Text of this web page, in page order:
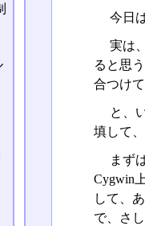
今日
実は
ると思
合つけ
と、
填して
まず
Cygwin
して、
で、さ